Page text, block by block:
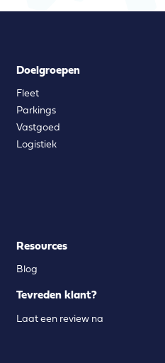
Doelgroepen
Fleet
Parkings
Vastgoed
Logistiek
Resources
Blog
Tevreden klant?
Laat een review na